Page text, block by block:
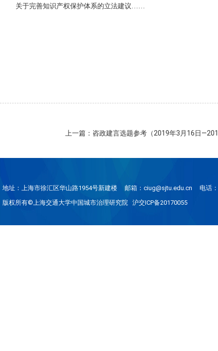
关于完善知识产权保护体系的立法建议……
上一篇：咨政建言选题参考（2019年3月16日
地址：上海市徐汇区华山路1954号新建楼 邮箱：ciug@sjtu.edu.cn 电话
版权所有©上海交通大学中国城市治理研究院 沪交ICP备20170055